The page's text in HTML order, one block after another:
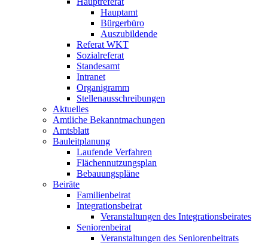
Hauptamt
Bürgerbüro
Auszubildende
Referat WKT
Sozialreferat
Standesamt
Intranet
Organigramm
Stellenausschreibungen
Aktuelles
Amtliche Bekanntmachungen
Amtsblatt
Bauleitplanung
Laufende Verfahren
Flächennutzungsplan
Bebauungspläne
Beiräte
Familienbeirat
Integrationsbeirat
Veranstaltungen des Integrationsbeirates
Seniorenbeirat
Veranstaltungen des Seniorenbeitrats